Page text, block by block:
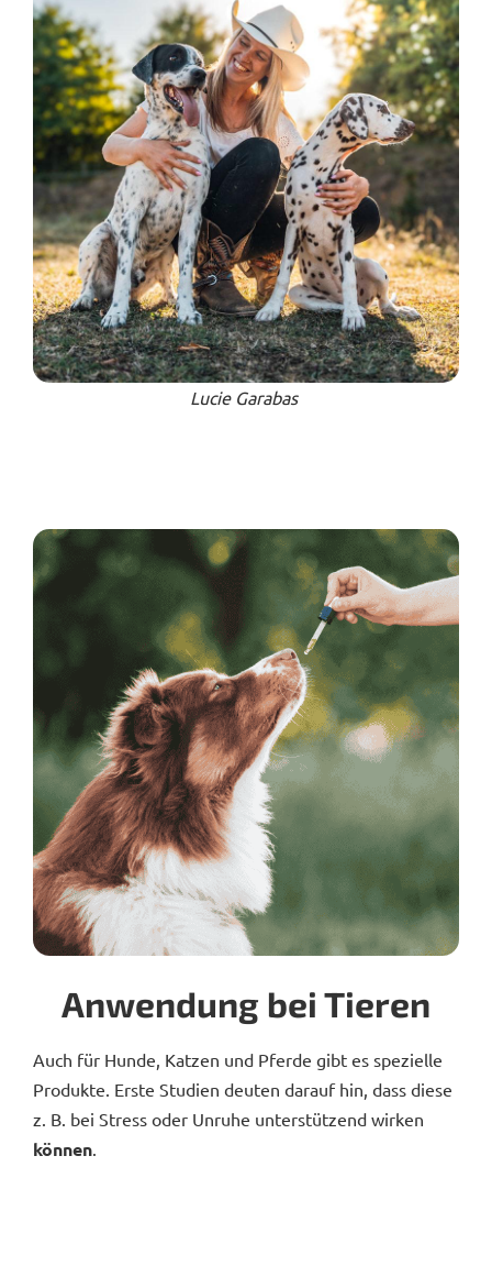
Lucie Garabas
Anwendung bei Tieren
Auch für Hunde, Katzen und Pferde gibt es spezielle
Produkte. Erste Studien deuten darauf hin, dass diese
z. B. bei Stress oder Unruhe unterstützend wirken
können.